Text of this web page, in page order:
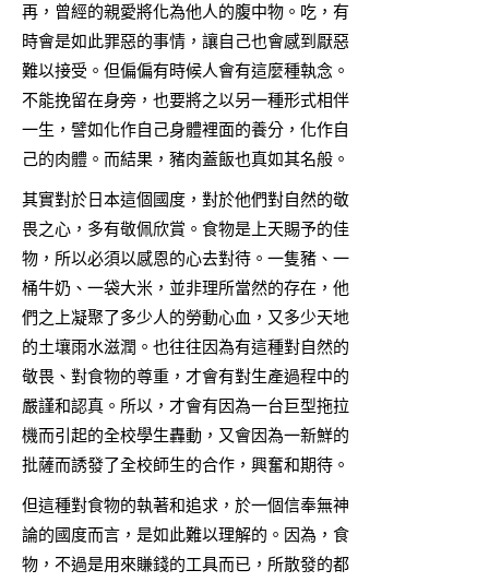
再，曾經的親愛將化為他人的腹中物。吃，有
時會是如此罪惡的事情，讓自己也會感到厭惡
難以接受。但偏偏有時候人會有這麼種執念。
不能挽留在身旁，也要將之以另一種形式相伴
一生，譬如化作自己身體裡面的養分，化作自
己的肉體。而結果，豬肉蓋飯也真如其名般。
其實對於日本這個國度，對於他們對自然的敬
畏之心，多有敬佩欣賞。食物是上天賜予的佳
物，所以必須以感恩的心去對待。一隻豬、一
桶牛奶、一袋大米，並非理所當然的存在，他
們之上凝聚了多少人的勞動心血，又多少天地
的土壤雨水滋潤。也往往因為有這種對自然的
敬畏、對食物的尊重，才會有對生產過程中的
嚴謹和認真。所以，才會有因為一台巨型拖拉
機而引起的全校學生轟動，又會因為一新鮮的
批薩而誘發了全校師生的合作，興奮和期待。
但這種對食物的執著和追求，於一個信奉無神
論的國度而言，是如此難以理解的。因為，食
物，不過是用來賺錢的工具而已，所散發的都